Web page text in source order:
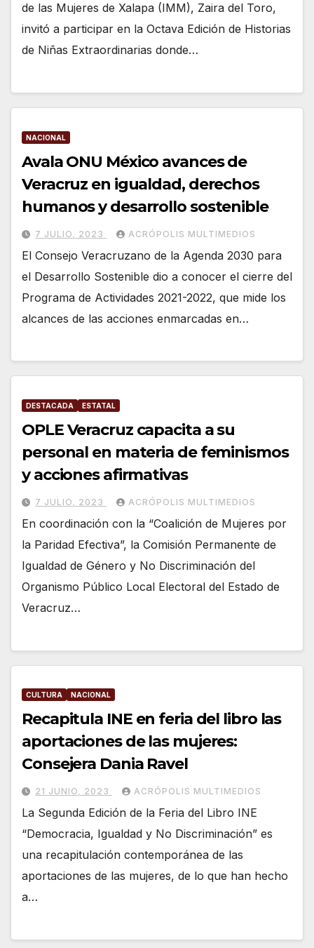
de las Mujeres de Xalapa (IMM), Zaira del Toro,
invitó a participar en la Octava Edición de Historias
de Niñas Extraordinarias donde…
NACIONAL
Avala ONU México avances de
Veracruz en igualdad, derechos
humanos y desarrollo sostenible
7 JULIO, 2023 ACRÓPOLIS MULTIMEDIOS
El Consejo Veracruzano de la Agenda 2030 para
el Desarrollo Sostenible dio a conocer el cierre del
Programa de Actividades 2021-2022, que mide los
alcances de las acciones enmarcadas en…
DESTACADA ESTATAL
OPLE Veracruz capacita a su
personal en materia de feminismos
y acciones afirmativas
7 JULIO, 2023 ACRÓPOLIS MULTIMEDIOS
En coordinación con la “Coalición de Mujeres por
la Paridad Efectiva”, la Comisión Permanente de
Igualdad de Género y No Discriminación del
Organismo Público Local Electoral del Estado de
Veracruz…
CULTURA NACIONAL
Recapitula INE en feria del libro las
aportaciones de las mujeres:
Consejera Dania Ravel
21 JUNIO, 2023 ACRÓPOLIS MULTIMEDIOS
La Segunda Edición de la Feria del Libro INE
“Democracia, Igualdad y No Discriminación” es
una recapitulación contemporánea de las
aportaciones de las mujeres, de lo que han hecho
a…